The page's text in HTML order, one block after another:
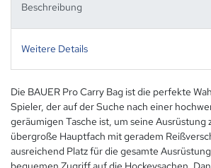
Beschreibung
Weitere Details
Die BAUER Pro Carry Bag ist die perfekte
Spieler, der auf der Suche nach einer
geräumigen Tasche ist, um seine Ausrüstung
übergroße Hauptfach mit geradem
ausreichend Platz für die gesamte